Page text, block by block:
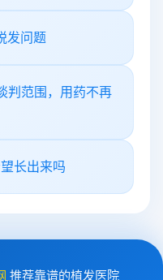
发问题
判范围，用药不再
长出来吗
推荐靠谱的植发医院